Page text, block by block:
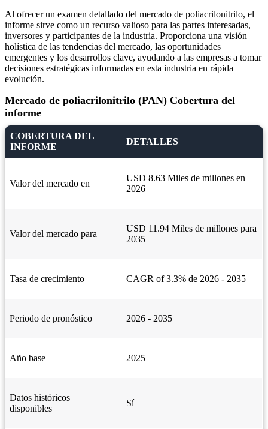
Al ofrecer un examen detallado del mercado de poliacrilonitrilo, el
informe sirve como un recurso valioso para las partes interesadas,
inversores y participantes de la industria. Proporciona una visión
holística de las tendencias del mercado, las oportunidades
emergentes y los desarrollos clave, ayudando a las empresas a tomar
decisiones estratégicas informadas en esta industria en rápida
evolución.
Mercado de poliacrilonitrilo (PAN) Cobertura del
informe
COBERTURA DEL
INFORME
DETALLES
Valor del mercado en
USD 8.63 Miles de millones en
2026
Valor del mercado para
USD 11.94 Miles de millones para
2035
Tasa de crecimiento CAGR of 3.3% de 2026 - 2035
Periodo de pronóstico 2026 - 2035
Año base 2025
Datos históricos
disponibles
Sí